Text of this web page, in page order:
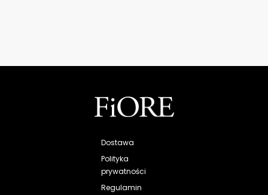
Dostawa
Polityka
prywatności
Regulamin